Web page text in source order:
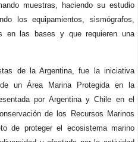
muestras, haciendo su estudio
los equipamientos, sismógrafos,
en las bases y que requieren una
de la Argentina, fue la iniciativa
un Área Marina Protegida en la
por Argentina y Chile en el
de los Recursos Marinos
de proteger el ecosistema marino